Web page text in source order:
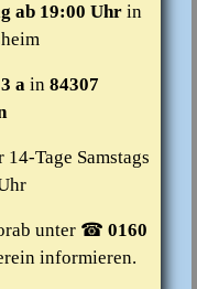
ab 19:00 Uhr in
a in 84307
Tage Samstags
unter ☎ 0160
informieren.